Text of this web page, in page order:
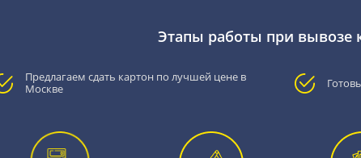
Этапы работы при вывозе
Предлагаем сдать картон по лучшей цене в
Москве